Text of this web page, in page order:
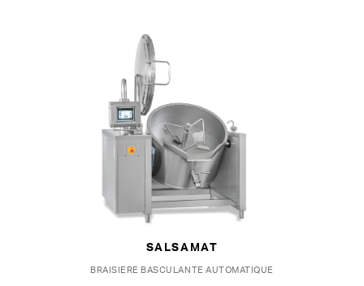
SALSAMAT
BRAISIERE BASCULANTE AUTOMATIQUE